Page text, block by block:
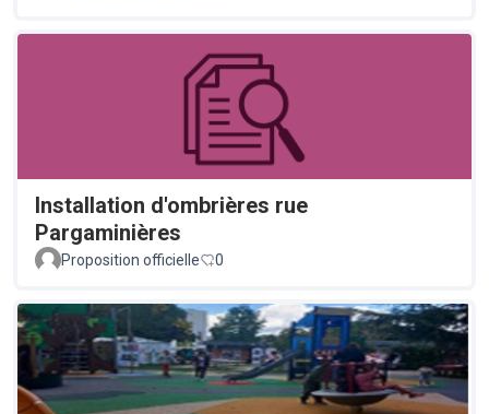
Installation d'ombrières rue
Pargaminières
Proposition officielle 0